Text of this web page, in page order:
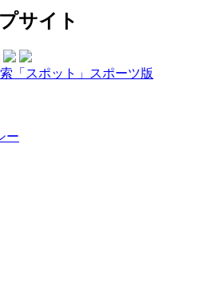
サイト
ー